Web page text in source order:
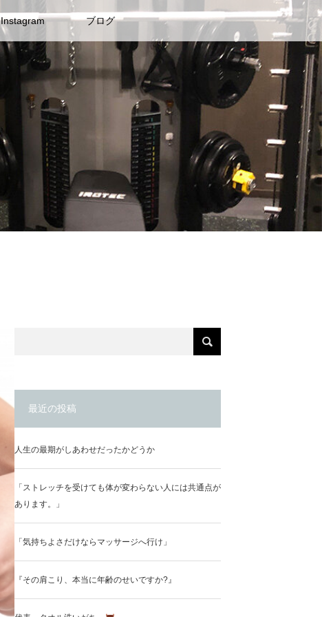
Instagram ブログ
最近の投稿
人生の最期がしあわせだったかどうか
「ストレッチを受けても体が変わらない人には共通点が
あります。」
「気持ちよさだけならマッサージへ行け」
『その肩こり、本当に年齢のせいですか?』